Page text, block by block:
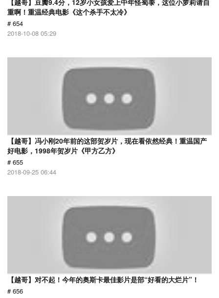
【越哥】豆瓣9.4分，12岁小女孩爱上中年怪蜀黍，这位小萝莉请自
重啊！重温经典电影《这个杀手不太冷》
# 654
2018-10-08 05:29
【越哥】冯小刚20年前的这部贺岁片，现在看依然经典！重温国产
好电影，1998年贺岁片《甲方乙方》
# 655
2018-09-25 06:44
【越哥】对不起！今年的奥斯卡最佳影片是部“好看的大烂片”！
# 656